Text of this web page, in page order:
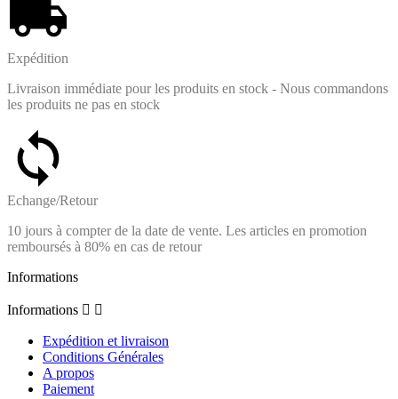
Expédition
Livraison immédiate pour les produits en stock - Nous commandons
les produits ne pas en stock
Echange/Retour
10 jours à compter de la date de vente. Les articles en promotion
remboursés à 80% en cas de retour
Informations
Informations  
Expédition et livraison
Conditions Générales
A propos
Paiement